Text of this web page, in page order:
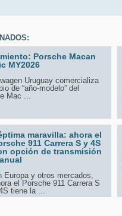
Porsche Macan
MY2026
Uruguay comercializa
de “año-modelo” del
Mac ...
maravilla: ahora el
911 Carrera S y 4S
opción de transmisión
Europa y otros mercados,
el Porsche 911 Carrera S
tiene la ...